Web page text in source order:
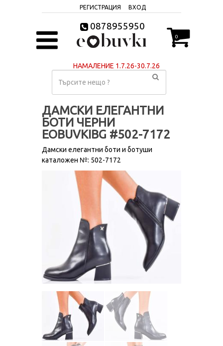
РЕГИСТРАЦИЯ ВХОД
0878955950
0
НАМАЛЕНИЕ 1.7.26-30.7.26
ДАМСКИ ЕЛЕГАНТНИ
БОТИ ЧЕРНИ
EOBUVKIBG #502-7172
Дамски елегантни боти и ботуши
каталожен №: 502-7172